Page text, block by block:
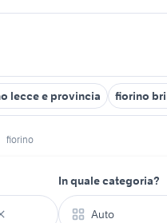
lecce e provincia fiorino
fiorino
In quale categoria?
Auto